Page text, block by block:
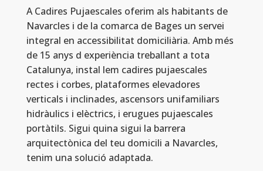
A Cadires Pujaescales oferim als habitants de
Navarcles i de la comarca de Bages un servei
integral en accessibilitat domiciliària. Amb més
de 15 anys d experiència treballant a tota
Catalunya, instal lem cadires pujaescales
rectes i corbes, plataformes elevadores
verticals i inclinades, ascensors unifamiliars
hidràulics i elèctrics, i erugues pujaescales
portàtils. Sigui quina sigui la barrera
arquitectònica del teu domicili a Navarcles,
tenim una solució adaptada.